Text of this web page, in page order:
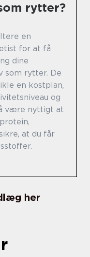
rytter?
en
for at få
dine
som rytter. De
en kostplan,
og
være nyttigt at
at du får
her